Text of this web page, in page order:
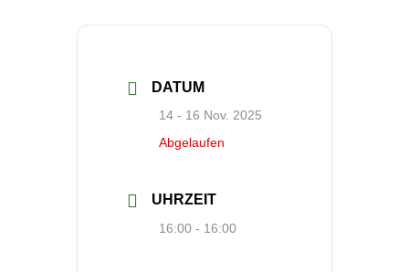
DATUM
14 - 16 Nov. 2025
Abgelaufen
UHRZEIT
16:00 - 16:00